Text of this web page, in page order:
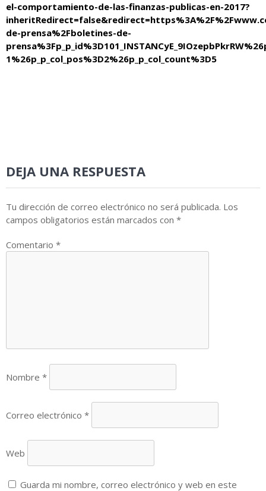
el-comportamiento-de-las-finanzas-publicas-en-2017?
de-prensa%2Fboletines-de-
1%26p_p_col_pos%3D2%26p_p_col_count%3D5
DEJA UNA RESPUESTA
Tu dirección de correo electrónico no será publicada. Los
campos obligatorios están marcados con *
Comentario *
Nombre *
Correo electrónico *
Web
Guarda mi nombre, correo electrónico y web en este